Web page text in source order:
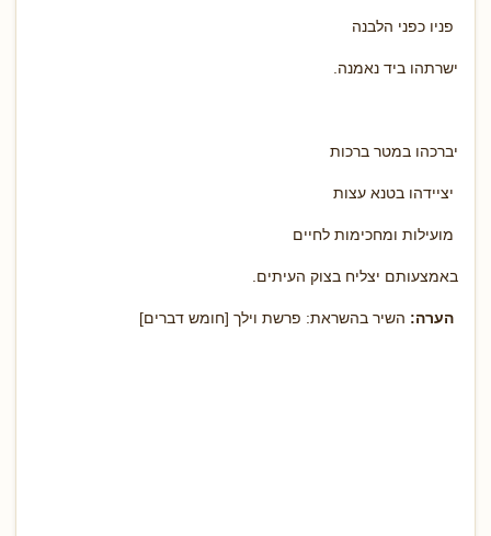
פניו כפני הלבנה
ישרתהו ביד נאמנה.
יברכהו במטר ברכות
יציידהו בטנא עצות
מועילות ומחכימות לחיים
באמצעותם יצליח בצוק העיתים.
הערה: השיר בהשראת: פרשת וילך [חומש דברים]